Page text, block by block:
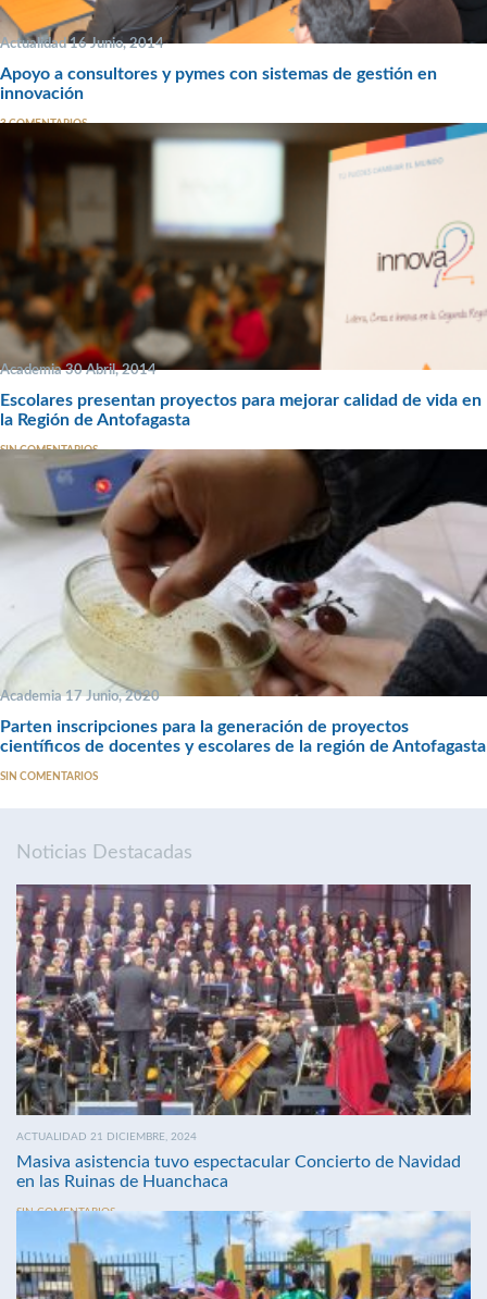
Actualidad 16 Junio, 2014
Apoyo a consultores y pymes con sistemas de gestión en
innovación
3 COMENTARIOS
Academia 30 Abril, 2014
Escolares presentan proyectos para mejorar calidad de vida en
la Región de Antofagasta
SIN COMENTARIOS
Academia 17 Junio, 2020
Parten inscripciones para la generación de proyectos
científicos de docentes y escolares de la región de Antofagasta
SIN COMENTARIOS
Noticias Destacadas
ACTUALIDAD 21 DICIEMBRE, 2024
Masiva asistencia tuvo espectacular Concierto de Navidad
en las Ruinas de Huanchaca
SIN COMENTARIOS